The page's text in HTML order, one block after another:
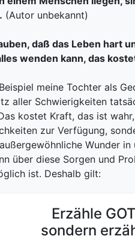
(Autor unbekannt)
daß das Leben hart
wenden kann, das
meine Tochter als
aller Schwierigkeiten
kostet Kraft, das ist
zur Verfügung,
Wunder
über diese Sorgen und
ist. Deshalb gilt:
Erzähle
sondern